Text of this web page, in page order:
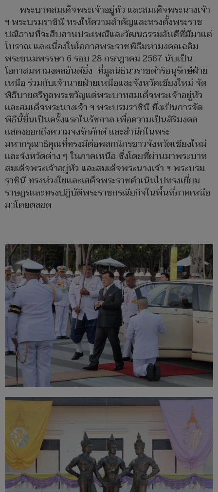
พระบาทสมเด็จพระเจ้าอยู่หัว และสมเด็จพระนางเจ้า
ฯ พระบรมราชินี ทรงให้ความสำคัญและทรงตั้งพระราช
ปณิธานที่จะสืบสานประเพณีและวัฒนธรรมอันดีที่มีมาแต่
โบราณ และเนื่องในโอกาสพระราชพิธีมหามงคลเฉลิม
พระชนมพรรษา 6 รอบ 28 กรกฎาคม 2567 นับเป็น
โอกาสมหามงคลอันดียิ่ง ที่มูลนิธินวราชดำริอนุรักษ์ฝ่าย
เหนือ ร่วมกับเจ้านายฝ่ายเหนือและจังหวัดเชียงใหม่ จัด
พิธีบายศรีทูลพระขวัญแด่พระบาทสมเด็จพระเจ้าอยู่หัว
และสมเด็จพระนางเจ้า ฯ พระบรมราชินี ซึ่งเป็นการจัด
พิธีนี้ขึ้นเป็นครั้งแรกในรัชกาล เพื่อความเป็นสิริมงคล
แสดงออกถึงความจงรักภักดี และสำนึกในพระ
มหากรุณาธิคุณที่ทรงมีต่อพสกนิกรชาวจังหวัดเชียงใหม่
และจังหวัดต่าง ๆ ในภาคเหนือ ซึ่งโดยที่ผ่านมาพระบาท
สมเด็จพระเจ้าอยู่หัว และสมเด็จพระนางเจ้า ฯ พระบรม
ราชินี ทรงห่วงใยและเสด็จพระราชดำเนินไปทรงเยี่ยม
ราษฎรและทรงปฏิบัติพระราชกรณียกิจในพื้นที่ภาคเหนือ
มาโดยตลอด